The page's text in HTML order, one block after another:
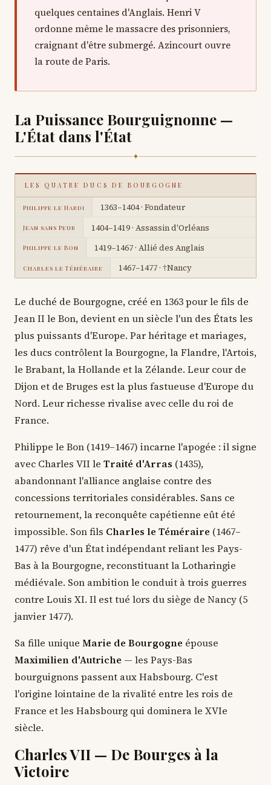
quelques centaines d'Anglais. Henri V
ordonne même le massacre des prisonniers,
craignant d'être submergé. Azincourt ouvre
la route de Paris.
La Puissance Bourguignonne —
L'État dans l'État
✦
LES QUATRE DUCS DE BOURGOGNE
Philippe le Hardi 1363–1404 · Fondateur
Jean sans Peur 1404–1419 · Assassin d'Orléans
Philippe le Bon 1419–1467 · Allié des Anglais
Charles le Téméraire 1467–1477 · †Nancy
Le duché de Bourgogne, créé en 1363 pour le fils de
Jean II le Bon, devient en un siècle l'un des États les
plus puissants d'Europe. Par héritage et mariages,
les ducs contrôlent la Bourgogne, la Flandre, l'Artois,
le Brabant, la Hollande et la Zélande. Leur cour de
Dijon et de Bruges est la plus fastueuse d'Europe du
Nord. Leur richesse rivalise avec celle du roi de
France.
Philippe le Bon (1419–1467) incarne l'apogée : il signe
avec Charles VII le Traité d'Arras (1435),
abandonnant l'alliance anglaise contre des
concessions territoriales considérables. Sans ce
retournement, la reconquête capétienne eût été
impossible. Son fils Charles le Téméraire (1467–
1477) rêve d'un État indépendant reliant les Pays-
Bas à la Bourgogne, reconstituant la Lotharingie
médiévale. Son ambition le conduit à trois guerres
contre Louis XI. Il est tué lors du siège de Nancy (5
janvier 1477).
Sa fille unique Marie de Bourgogne épouse
Maximilien d'Autriche — les Pays-Bas
bourguignons passent aux Habsbourg. C'est
l'origine lointaine de la rivalité entre les rois de
France et les Habsbourg qui dominera le XVIe
siècle.
Charles VII — De Bourges à la
Victoire